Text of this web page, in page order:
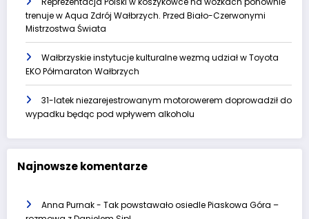
trenuje w Aqua Zdrój Wałbrzych. Przed Biało-Czerwonymi
Mistrzostwa Świata
Wałbrzyskie instytucje kulturalne wezmą udział w Toyota
EKO Półmaraton Wałbrzych
31-latek niezarejestrowanym motorowerem doprowadził do
wypadku będąc pod wpływem alkoholu
Najnowsze komentarze
Anna Purnak- Tak powstawało osiedle Piaskowa Góra –